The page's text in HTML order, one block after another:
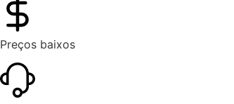
Preços baixos